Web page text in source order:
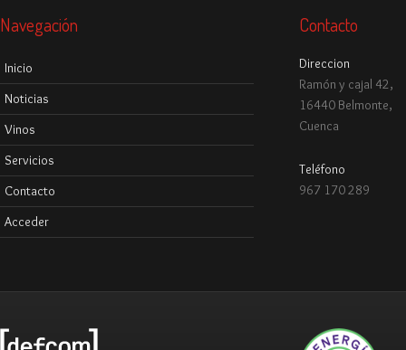
Navegación
Inicio
Noticias
Vinos
Servicios
Contacto
Acceder
Contacto
Direccion
Ramón y cajal 42,
16440 Belmonte,
Cuenca
Teléfono
967 170 289